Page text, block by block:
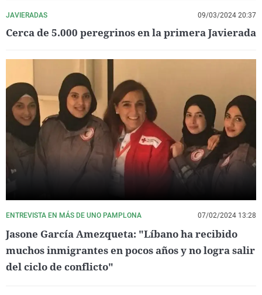
JAVIERADAS 09/03/2024 20:37
Cerca de 5.000 peregrinos en la primera Javierada
ENTREVISTA EN MÁS DE UNO PAMPLONA 07/02/2024 13:28
Jasone García Amezqueta: "Líbano ha recibido
muchos inmigrantes en pocos años y no logra salir
del ciclo de conflicto"